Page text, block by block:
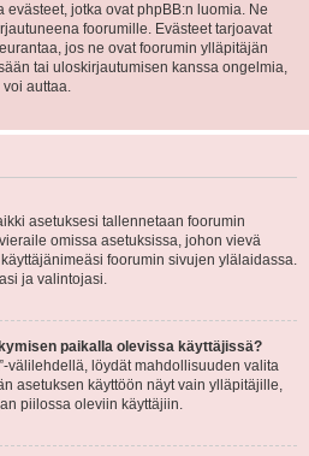
evästeet, jotka ovat phpBB:n luomia. Ne
foorumille. Evästeet tarjoavat
jos ne ovat foorumin ylläpitäjän
tai uloskirjautumisen kanssa ongelmia,
auttaa.
asetuksesi tallennetaan foorumin
omissa asetuksissa, johon vievä
foorumin sivujen ylälaidassa.
ja valintojasi.
paikalla olevissa käyttäjissä?
välilehdellä, löydät mahdollisuuden valita
asetuksen käyttöön näyt vain ylläpitäjille,
piilossa oleviin käyttäjiin.